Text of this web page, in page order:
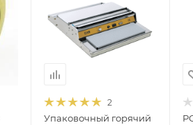
2
Упаковочный горячий